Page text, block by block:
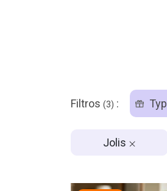
Filtros (3) :
Jolis